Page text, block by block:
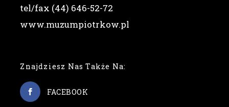
tel/fax (44) 646-52-72
www.muzumpiotrkow.pl
Znajdziesz Nas Także Na:
FACEBOOK